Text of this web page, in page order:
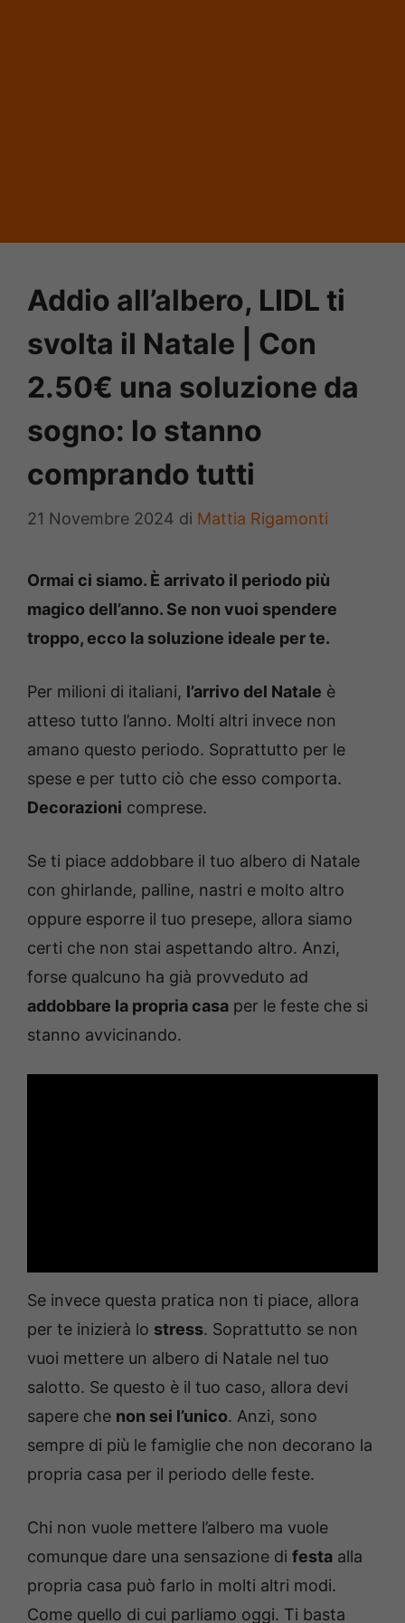
Addio all’albero, LIDL ti
svolta il Natale | Con
2.50€ una soluzione da
sogno: lo stanno
comprando tutti
21 Novembre 2024 di Mattia Rigamonti
Ormai ci siamo. È arrivato il periodo più
magico dell’anno. Se non vuoi spendere
troppo, ecco la soluzione ideale per te.
Per milioni di italiani, l’arrivo del Natale è
atteso tutto l’anno. Molti altri invece non
amano questo periodo. Soprattutto per le
spese e per tutto ciò che esso comporta.
Decorazioni comprese.
Se ti piace addobbare il tuo albero di Natale
con ghirlande, palline, nastri e molto altro
oppure esporre il tuo presepe, allora siamo
certi che non stai aspettando altro. Anzi,
forse qualcuno ha già provveduto ad
addobbare la propria casa per le feste che si
stanno avvicinando.
Se invece questa pratica non ti piace, allora
per te inizierà lo stress. Soprattutto se non
vuoi mettere un albero di Natale nel tuo
salotto. Se questo è il tuo caso, allora devi
sapere che non sei l’unico. Anzi, sono
sempre di più le famiglie che non decorano la
propria casa per il periodo delle feste.
Chi non vuole mettere l’albero ma vuole
comunque dare una sensazione di festa alla
propria casa può farlo in molti altri modi.
Come quello di cui parliamo oggi. Ti basta